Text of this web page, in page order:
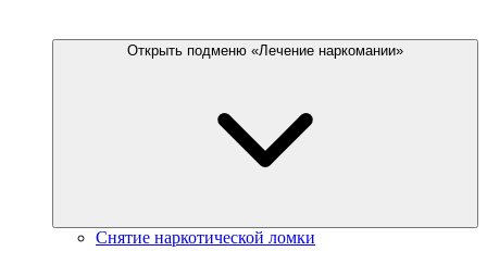
Открыть подменю «Лечение наркомании»
Снятие наркотической ломки